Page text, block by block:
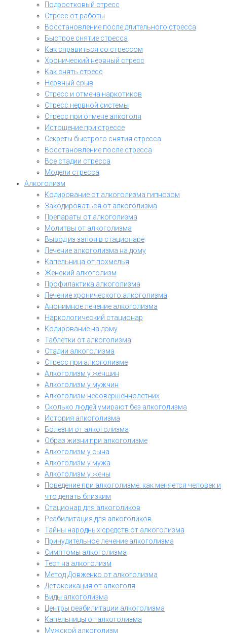
Подростковый стресс
Стресс от работы
Восстановление после длительного стресса
Быстрое снятие стресса
Как справиться со стрессом
Хронический нервный стресс
Как снять стресс
Нервный срыв
Стресс и отмена наркотиков
Стресс нервной системы
Стресс при отмене алкоголя
Истощение при стрессе
Секреты быстрого снятия стресса
Восстановление после стресса
Все стадии стресса
Модели стресса
Алкоголизм
Кодирование от алкоголизма гипнозом
Закодироваться от алкоголизма
Препараты от алкоголизма
Молитвы от алкоголизма
Вывод из запоя в стационаре
Лечение алкоголизма на дому
Капельница от похмелья
Женский алкоголизм
Профилактика алкоголизма
Лечение хронического алкоголизма
Анонимное лечение алкоголизма
Наркологический стационар
Кодирование на дому
Таблетки от алкоголизма
Стадии алкоголизма
Стресс при алкоголизме
Алкоголизм у женщин
Алкоголизм у мужчин
Алкоголизм несовершеннолетних
Сколько людей умирают без алкоголизма
История алкоголизма
Болезни от алкоголизма
Образ жизни при алкоголизме
Алкоголизм у сына
Алкоголизм у мужа
Алкоголизм у жены
Поведение при алкоголизме: как меняется человек и
что делать близким
Стационар для алкоголиков
Реабилитация для алкоголиков
Тайны народных средств от алкоголизма
Принудительное лечение алкоголизма
Симптомы алкоголизма
Тест на алкоголизм
Метод Довженко от алкоголизма
Детоксикация от алкоголя
Виды алкоголизма
Центры реабилитации алкоголизма
Капельницы от алкоголизма
Мужской алкоголизм